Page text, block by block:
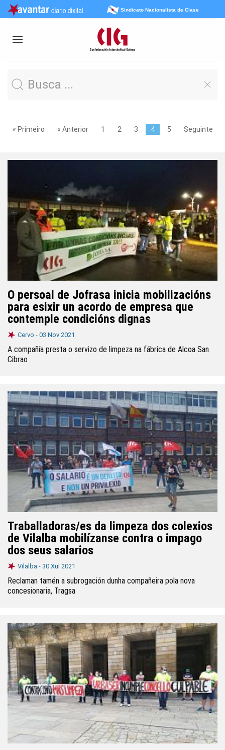
Sindicato Nacionalista de Clase
« Primeiro « Anterior 1 2 3 4 5 Seguinte
O persoal de Jofrasa inicia mobilizacións
para esixir un acordo de empresa que
contemple condicións dignas
Cervo - 03 Nov 2021
A compañía presta o servizo de limpeza na fábrica de Alcoa San
Cibrao
Traballadoras/es da limpeza dos colexios
de Vilalba mobilízanse contra o impago
dos seus salarios
Vilalba - 30 Xul 2021
Reclaman tamén a subrogación dunha compañeira pola nova
concesionaria, Tragsa